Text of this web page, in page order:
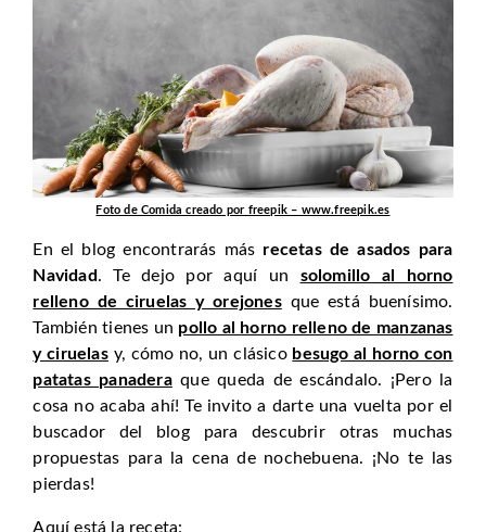
Foto de Comida creado por freepik – www.freepik.es
En el blog encontrarás más recetas de asados para
Navidad. Te dejo por aquí un solomillo al horno
relleno de ciruelas y orejonesque está buenísimo.
También tienes un pollo al horno relleno de manzanas
y ciruelasy, cómo no, un clásico besugo al horno con
patatas panaderaque queda de escándalo. ¡Pero la
cosa no acaba ahí! Te invito a darte una vuelta por el
buscador del blog para descubrir otras muchas
propuestas para la cena de nochebuena. ¡No te las
pierdas!
Aquí está la receta: